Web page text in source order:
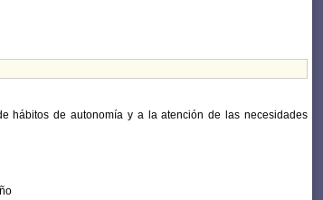
hábitos de autonomía y a la atención de las necesidades